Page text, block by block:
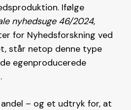
Ifølge
nyhedsuge 46/2024,
for Nyhedsforskning ved
står netop denne type
egenproducerede
– og et udtryk for, at